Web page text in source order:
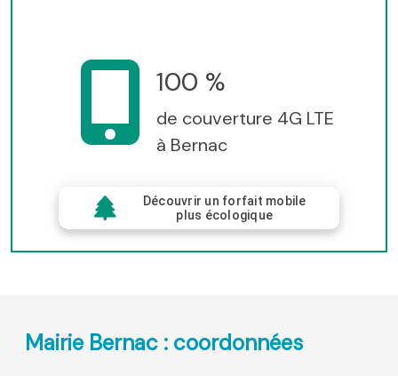
100 %
de couverture 4G LTE
à Bernac
Découvrir un forfait mobile
plus écologique
Mairie Bernac : coordonnées